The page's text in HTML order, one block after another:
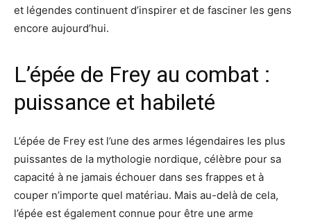
et légendes continuent d’inspirer et de fasciner les gens
encore aujourd’hui.
L’épée de Frey au combat :
puissance et habileté
L’épée de Frey est l’une des armes légendaires les plus
puissantes de la mythologie nordique, célèbre pour sa
capacité à ne jamais échouer dans ses frappes et à
couper n’importe quel matériau. Mais au-delà de cela,
l’épée est également connue pour être une arme